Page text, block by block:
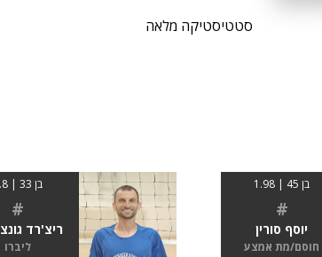
סטטיסטיקה מלאה
בן 45 | 1.98
#
יוסף סורין
חוסם/מת אמצע
בן 33 | 1.8
#
ריצ'רד
ליברו